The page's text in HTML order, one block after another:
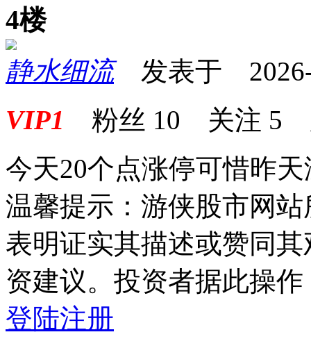
4楼
静水细流发表于 2026-
VIP1 粉丝 10 关注 5
今天20个点涨停可惜昨
温馨提示：游侠股市网
表明证实其描述或赞同
资建议。投资者据此操
登陆注册